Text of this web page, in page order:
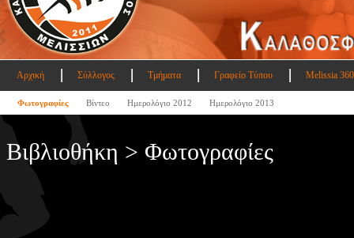
Αρχική Σύλλογος Τμήματα Γραφείο Τύπου Melissia
Φωτογραφίες Βίντεο Ημερολόγιο 2012 Ημερολόγιο 2013
Βιβλιοθήκη > Φωτογραφίες